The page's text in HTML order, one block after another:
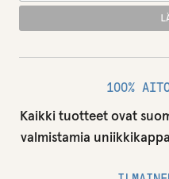
100%
Kaikki tuotteet ovat
valmistamia